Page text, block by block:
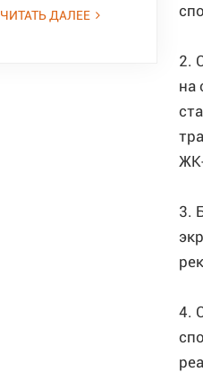
ЖК-экран с тотемом
ЖК-экрана IP55,
ЧИТАТЬ ДАЛЕЕ
2.
на
3.
4.